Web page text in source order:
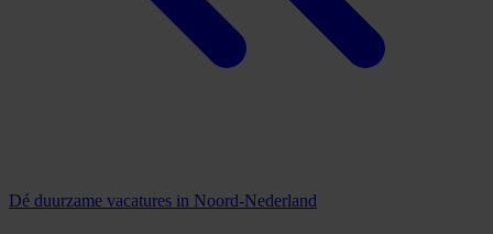
Dé duurzame vacatures in Noord-Nederland